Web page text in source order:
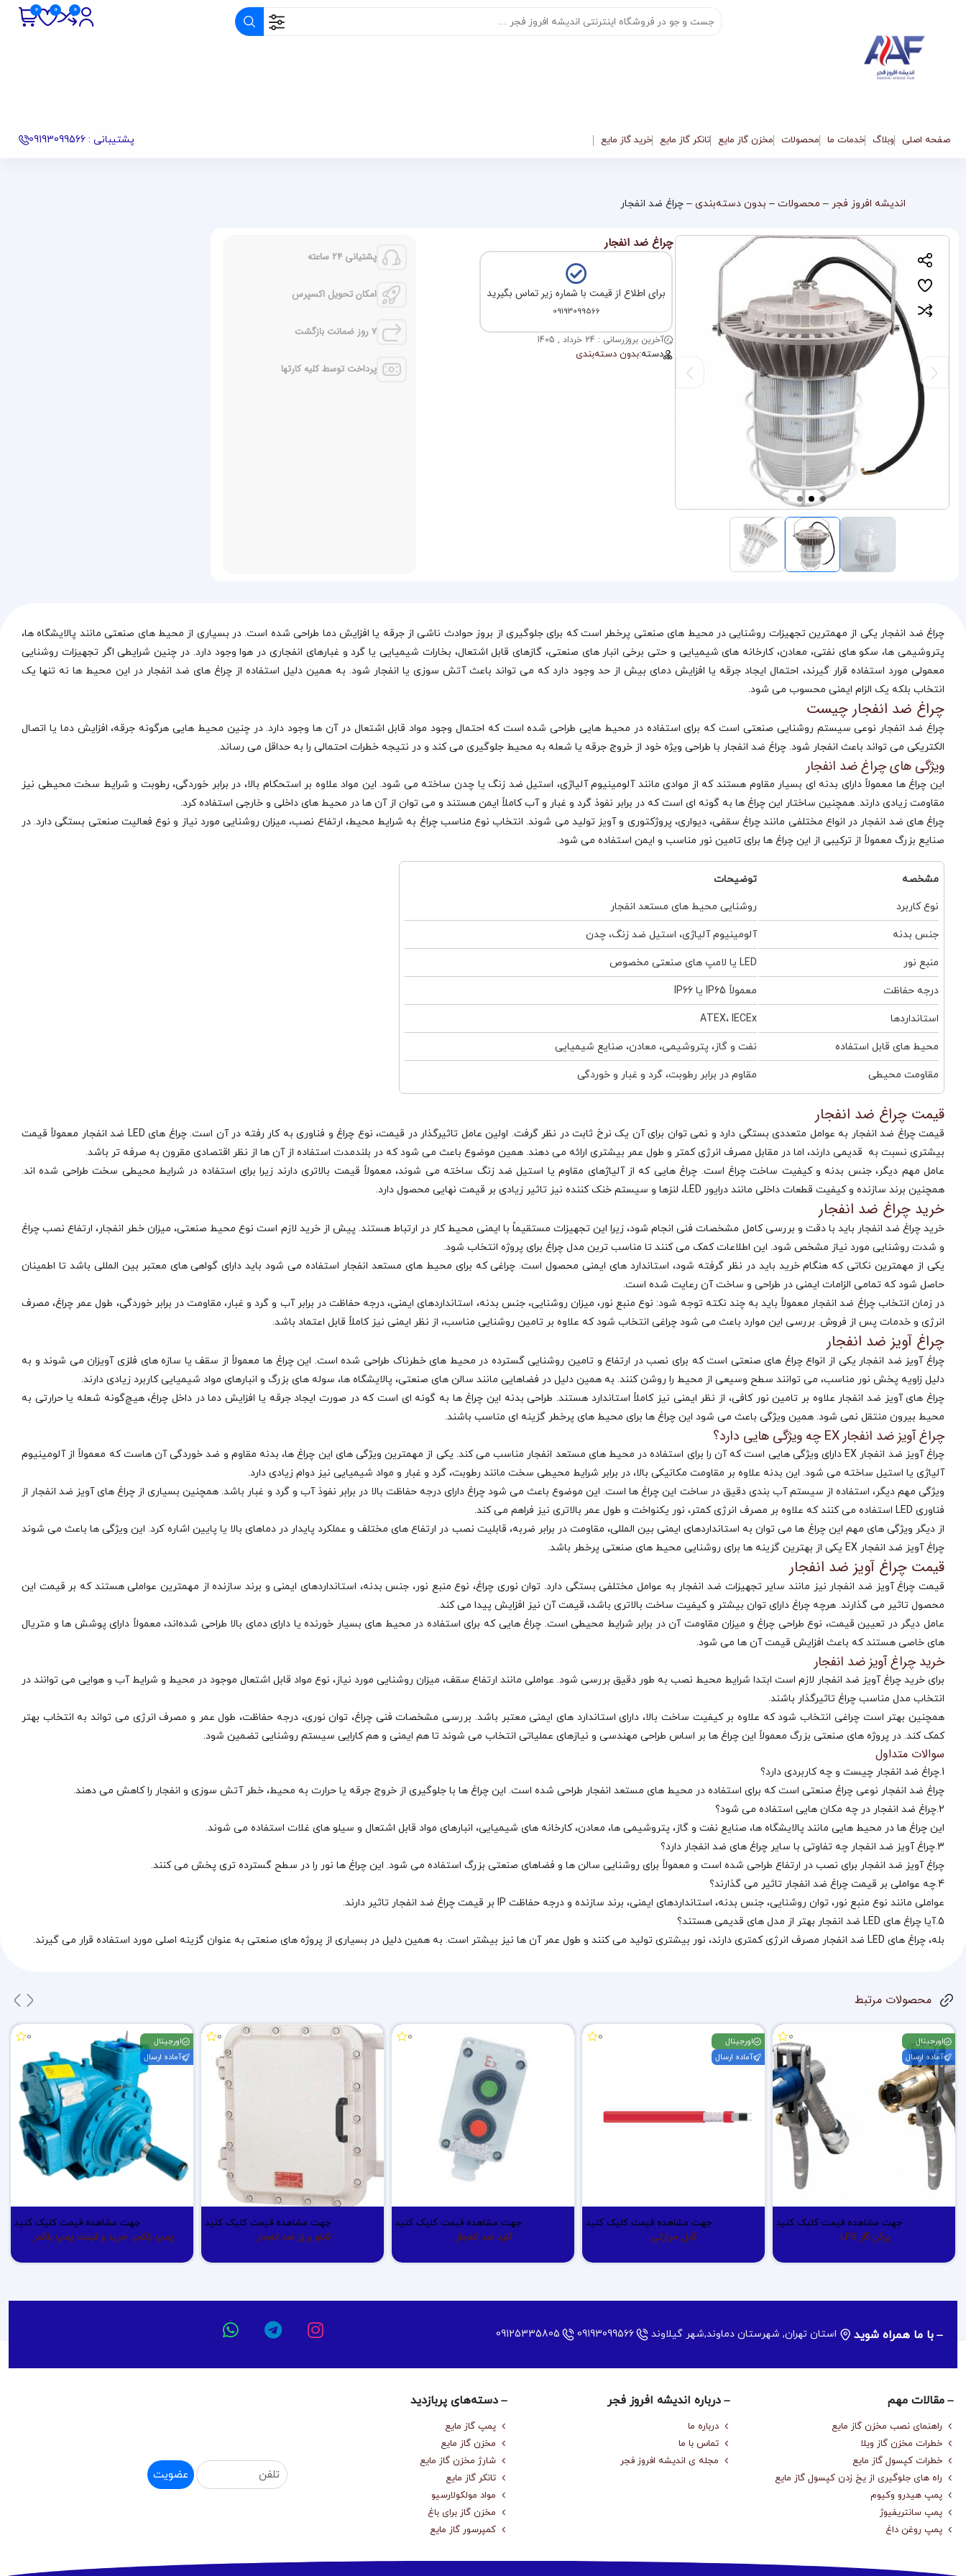
صفحه اصلی وبلاگ خدمات ما محصولات مخزن گاز مایع تانکر گاز مایع خرید گاز مایع پشتیبانی : 09193099566
اندیشه افروز فجر – محصولات – بدون دسته‌بندی –چراغ ضد انفجار
چراغ ضد انفجار
برای اطلاع از قیمت با شماره زیر تماس بگیرید
09193099566
آخرین بروزرسانی : 24 خرداد , 1405
دسته:بدون دسته‌بندی
پشتیانی 24 ساعته
امکان تحویل اکسپرس
7 روز ضمانت بازگشت
پرداخت توسط کلیه کارتها
چراغ ضد انفجار یکی از مهمترین تجهیزات روشنایی در محیط‌ های صنعتی پرخطر است که برای جلوگیری از بروز حوادث ناشی از جرقه یا افزایش دما طراحی شده است. در بسیاری از محیط‌ های صنعتی مانند پالایشگاه‌ ها،
پتروشیمی‌ ها، سکو های نفتی، معادن، کارخانه‌ های شیمیایی و حتی برخی انبار های صنعتی، گازهای قابل اشتعال، بخارات شیمیایی یا گرد و غبارهای انفجاری در هوا وجود دارد. در چنین شرایطی اگر تجهیزات روشنایی
معمولی مورد استفاده قرار گیرند، احتمال ایجاد جرقه یا افزایش دمای بیش از حد وجود دارد که می‌ تواند باعث آتش‌ سوزی یا انفجار شود. به همین دلیل استفاده از چراغ‌ های ضد انفجار در این محیط‌ ها نه تنها یک
انتخاب بلکه یک الزام ایمنی محسوب می‌ شود.
چراغ ضد انفجار چیست
چراغ ضد انفجار نوعی سیستم روشنایی صنعتی است که برای استفاده در محیط‌ هایی طراحی شده است که احتمال وجود مواد قابل اشتعال در آن‌ ها وجود دارد. در چنین محیط‌ هایی هرگونه جرقه، افزایش دما یا اتصال
الکتریکی می‌ تواند باعث انفجار شود. چراغ ضد انفجار با طراحی ویژه خود از خروج جرقه یا شعله به محیط جلوگیری می‌ کند و در نتیجه خطرات احتمالی را به حداقل می‌ رساند.
ویژگی های چراغ ضد انفجار
این چراغ‌ ها معمولاً دارای بدنه‌ ای بسیار مقاوم هستند که از موادی مانند آلومینیوم آلیاژی، استیل ضد زنگ یا چدن ساخته می‌ شود. این مواد علاوه بر استحکام بالا، در برابر خوردگی، رطوبت و شرایط سخت محیطی نیز
مقاومت زیادی دارند. همچنین ساختار این چراغ‌ ها به گونه‌ ای است که در برابر نفوذ گرد و غبار و آب کاملاً ایمن هستند و می‌ توان از آن‌ ها در محیط‌ های داخلی و خارجی استفاده کرد.
چراغ‌ های ضد انفجار در انواع مختلفی مانند چراغ سقفی، دیواری، پروژکتوری و آویز تولید می‌ شوند. انتخاب نوع مناسب چراغ به شرایط محیط، ارتفاع نصب، میزان روشنایی مورد نیاز و نوع فعالیت صنعتی بستگی دارد. در
صنایع بزرگ معمولاً از ترکیبی از این چراغ‌ ها برای تامین نور مناسب و ایمن استفاده می‌ شود.
مشخصه
توضیحات
نوع کاربرد
روشنایی محیط‌ های مستعد انفجار
جنس بدنه آلومینیوم آلیاژی، استیل ضد زنگ، چدن
منبع نور LED یا لامپ‌ های صنعتی مخصوص
درجه حفاظت معمولاً IP65 یا IP66
استانداردها ATEX، IECEx
محیط‌ های قابل استفاده نفت و گاز، پتروشیمی، معادن، صنایع شیمیایی
مقاومت محیطی مقاوم در برابر رطوبت، گرد و غبار و خوردگی
قیمت چراغ ضد انفجار
قیمت چراغ ضد انفجار به عوامل متعددی بستگی دارد و نمی‌ توان برای آن یک نرخ ثابت در نظر گرفت. اولین عامل تاثیرگذار در قیمت، نوع چراغ و فناوری به کار رفته در آن است. چراغ‌ های LED ضد انفجار معمولاً قیمت
بیشتری نسبت به قدیمی دارند، اما در مقابل مصرف انرژی کمتر و طول عمر بیشتری ارائه می‌ دهند. همین موضوع باعث می‌ شود که در بلندمدت استفاده از آن‌ ها از نظر اقتصادی مقرون‌ به‌ صرفه‌ تر باشد.
عامل مهم دیگر، جنس بدنه و کیفیت ساخت چراغ است. چراغ‌ هایی که از آلیاژهای مقاوم یا استیل ضد زنگ ساخته می‌ شوند، معمولاً قیمت بالاتری دارند زیرا برای استفاده در شرایط محیطی سخت طراحی شده‌ اند.
همچنین برند سازنده و کیفیت قطعات داخلی مانند درایور LED، لنزها و سیستم خنک‌ کننده نیز تاثیر زیادی بر قیمت نهایی محصول دارد.
خرید چراغ ضد انفجار
خرید چراغ ضد انفجار باید با دقت و بررسی کامل مشخصات فنی انجام شود، زیرا این تجهیزات مستقیماً با ایمنی محیط کار در ارتباط هستند. پیش از خرید لازم است نوع محیط صنعتی، میزان خطر انفجار، ارتفاع نصب چراغ
و شدت روشنایی مورد نیاز مشخص شود. این اطلاعات کمک می‌ کنند تا مناسب‌ ترین مدل چراغ برای پروژه انتخاب شود.
یکی از مهمترین نکاتی که هنگام خرید باید در نظر گرفته شود، استاندارد های ایمنی محصول است. چراغی که برای محیط‌ های مستعد انفجار استفاده می‌ شود باید دارای گواهی‌ های معتبر بین‌ المللی باشد تا اطمینان
حاصل شود که تمامی الزامات ایمنی در طراحی و ساخت آن رعایت شده است.
در زمان انتخاب چراغ ضد انفجار معمولاً باید به چند نکته توجه شود: نوع منبع نور، میزان روشنایی، جنس بدنه، استانداردهای ایمنی، درجه حفاظت در برابر آب و گرد و غبار، مقاومت در برابر خوردگی، طول عمر چراغ، مصرف
انرژی و خدمات پس از فروش. بررسی این موارد باعث می‌ شود چراغی انتخاب شود که علاوه بر تامین روشنایی مناسب، از نظر ایمنی نیز کاملاً قابل اعتماد باشد.
چراغ آویز ضد انفجار
چراغ آویز ضد انفجار یکی از انواع چراغ‌ های صنعتی است که برای نصب در ارتفاع و تامین روشنایی گسترده در محیط‌ های خطرناک طراحی شده است. این چراغ‌ ها معمولاً از سقف یا سازه‌ های فلزی آویزان می‌ شوند و به
دلیل زاویه پخش نور مناسب، می‌ توانند سطح وسیعی از محیط را روشن کنند. به همین دلیل در فضاهایی مانند سالن‌ های صنعتی، پالایشگاه‌ ها، سوله‌ های بزرگ و انبارهای مواد شیمیایی کاربرد زیادی دارند.
چراغ‌ های آویز ضد انفجار علاوه بر تامین نور کافی، از نظر ایمنی نیز کاملاً استاندارد هستند. طراحی بدنه این چراغ‌ ها به گونه‌ ای است که در صورت ایجاد جرقه یا افزایش دما در داخل چراغ، هیچ‌گونه شعله یا حرارتی به
محیط بیرون منتقل نمی‌ شود. همین ویژگی باعث می‌ شود این چراغ‌ ها برای محیط‌ های پرخطر گزینه‌ ای مناسب باشند.
چراغ آویز ضد انفجار EX چه ویژگی هایی دارد؟
چراغ آویز ضد انفجار EX دارای ویژگی‌ هایی است که آن را برای استفاده در محیط‌ های مستعد انفجار مناسب می‌ کند. یکی از مهمترین ویژگی‌ های این چراغ‌ ها، بدنه مقاوم و ضد خوردگی آن‌ هاست که معمولاً از آلومینیوم
آلیاژی یا استیل ساخته می‌ شود. این بدنه علاوه بر مقاومت مکانیکی بالا، در برابر شرایط محیطی سخت مانند رطوبت، گرد و غبار و مواد شیمیایی نیز دوام زیادی دارد.
ویژگی مهم دیگر، استفاده از سیستم آب‌ بندی دقیق در ساخت این چراغ‌ ها است. این موضوع باعث می‌ شود چراغ دارای درجه حفاظت بالا در برابر نفوذ آب و گرد و غبار باشد. همچنین بسیاری از چراغ‌ های آویز ضد انفجار از
فناوری LED استفاده می‌ کنند که علاوه بر مصرف انرژی کمتر، نور یکنواخت و طول عمر بالاتری نیز فراهم می‌ کند.
از دیگر ویژگی‌ های مهم این چراغ‌ ها می‌ توان به استانداردهای ایمنی بین‌ المللی، مقاومت در برابر ضربه، قابلیت نصب در ارتفاع‌ های مختلف و عملکرد پایدار در دماهای بالا یا پایین اشاره کرد. این ویژگی‌ ها باعث می‌ شوند
چراغ آویز ضد انفجار EX یکی از بهترین گزینه‌ ها برای روشنایی محیط‌ های صنعتی پرخطر باشد.
قیمت چراغ آویز ضد انفجار
قیمت چراغ آویز ضد انفجار نیز مانند سایر تجهیزات ضد انفجار به عوامل مختلفی بستگی دارد. توان نوری چراغ، نوع منبع نور، جنس بدنه، استانداردهای ایمنی و برند سازنده از مهمترین عواملی هستند که بر قیمت این
محصول تاثیر می‌ گذارند. هرچه چراغ دارای توان بیشتر و کیفیت ساخت بالاتری باشد، قیمت آن نیز افزایش پیدا می‌ کند.
عامل دیگر در تعیین قیمت، نوع طراحی چراغ و میزان مقاومت آن در برابر شرایط محیطی است. چراغ‌ هایی که برای استفاده در محیط‌ های بسیار خورنده یا دارای دمای بالا طراحی شده‌اند، معمولاً دارای پوشش‌ ها و متریال‌
های خاصی هستند که باعث افزایش قیمت آن‌ ها می‌ شود.
خرید چراغ آویز ضد انفجار
برای خرید چراغ آویز ضد انفجار لازم است ابتدا شرایط محیط نصب به طور دقیق بررسی شود. عواملی مانند ارتفاع سقف، میزان روشنایی مورد نیاز، نوع مواد قابل اشتعال موجود در محیط و شرایط آب‌ و هوایی می‌ توانند در
انتخاب مدل مناسب چراغ تاثیرگذار باشند.
همچنین بهتر است چراغی انتخاب شود که علاوه بر کیفیت ساخت بالا، دارای استاندارد های ایمنی معتبر باشد. بررسی مشخصات فنی چراغ، توان نوری، درجه حفاظت، طول عمر و مصرف انرژی می‌ تواند به انتخاب بهتر
کمک کند. در پروژه‌ های صنعتی بزرگ معمولاً این چراغ‌ ها بر اساس طراحی مهندسی و نیازهای عملیاتی انتخاب می‌ شوند تا هم ایمنی و هم کارایی سیستم روشنایی تضمین شود.
سوالات متداول
1.چراغ ضد انفجار چیست و چه کاربردی دارد؟
چراغ ضد انفجار نوعی چراغ صنعتی است که برای استفاده در محیط‌ های مستعد انفجار طراحی شده است. این چراغ‌ ها با جلوگیری از خروج جرقه یا حرارت به محیط، خطر آتش‌ سوزی و انفجار را کاهش می‌ دهند.
2.چراغ ضد انفجار در چه مکان‌ هایی استفاده می‌ شود؟
این چراغ‌ ها در محیط‌ هایی مانند پالایشگاه‌ ها، صنایع نفت و گاز، پتروشیمی‌ ها، معادن، کارخانه‌ های شیمیایی، انبارهای مواد قابل اشتعال و سیلو های غلات استفاده می‌ شوند.
3.چراغ آویز ضد انفجار چه تفاوتی با سایر چراغ‌ های ضد انفجار دارد؟
چراغ آویز ضد انفجار برای نصب در ارتفاع طراحی شده است و معمولاً برای روشنایی سالن‌ ها و فضاهای صنعتی بزرگ استفاده می‌ شود. این چراغ‌ ها نور را در سطح گسترده‌ تری پخش می‌ کنند.
4.چه عواملی بر قیمت چراغ ضد انفجار تاثیر می‌ گذارند؟
عواملی مانند نوع منبع نور، توان روشنایی، جنس بدنه، استانداردهای ایمنی، برند سازنده و درجه حفاظت IP بر قیمت چراغ ضد انفجار تاثیر دارند.
5.آیا چراغ‌ های LED ضد انفجار بهتر از مدل‌ های قدیمی هستند؟
بله، چراغ‌ های LED ضد انفجار مصرف انرژی کمتری دارند، نور بیشتری تولید می‌ کنند و طول عمر آن‌ ها نیز بیشتر است. به همین دلیل در بسیاری از پروژه‌ های صنعتی به عنوان گزینه اصلی مورد استفاده قرار می‌ گیرند.
محصولات مرتبط
اورجینال
آماده ارسال
0
جهت مشاهده قیمت کلیک کنید
پرکن گاز LPG
اورجینال
آماده ارسال
0
جهت مشاهده قیمت کلیک کنید
کابل حرارتی
0
جهت مشاهده قیمت کلیک کنید
کلید ضد انفجار
0
جهت مشاهده قیمت کلیک کنید
تابلو برق ضد انفجار
اورجینال
آماده ارسال
0
جهت مشاهده قیمت کلیک کنید
پمپ بلکمر، خرید و قیمت پمپ بلکمر
با ما همراه شوید استان تهران, شهرستان دماوند,شهر گیلاوند 09193099566
09125335805
مقالات مهم
راهنمای نصب مخزن گاز مایع
خطرات مخزن گاز ویلا
خطرات کپسول گاز مایع
راه های جلوگیری از یخ زدن کپسول گاز مایع
پمپ هیدرو وکیوم
پمپ سانتریفیوژ
پمپ روغن داغ
درباره‌ اندیشه افروز فجر
درباره‌ ما
تماس با ما
مجله‌ ی اندیشه افروز فجر
دسته‌های پربازدید
پمپ گاز مایع
مخزن گاز مایع
شارژ مخزن گاز مایع
تانکر گاز مایع
مواد مولکولارسیو
مخزن گاز برای باغ
کمپرسور گاز مایع
عضویت